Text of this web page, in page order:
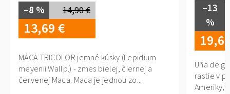
14,90 €
–8 %
13,69 €
MACA TRICOLOR jemné kúsky (Lepidium
meyenii Wallp.) - zmes bielej, čiernej a
červenej Maca. Maca je jednou zo...
–13
%
Uña de
rastie v
Ameriky,